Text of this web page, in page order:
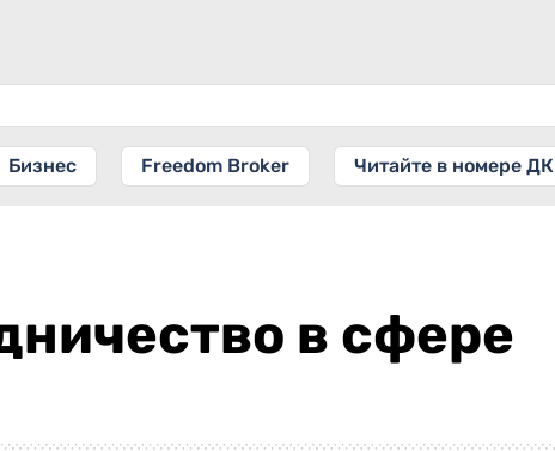
Бизнес Freedom Broker Читайте в номере ДК
в сфере